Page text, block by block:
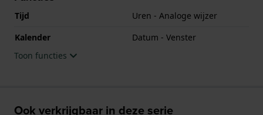
Tijd
Uren - Analoge wijzer
Kalender
Datum - Venster
Toon functies
Ook verkrijgbaar in deze serie